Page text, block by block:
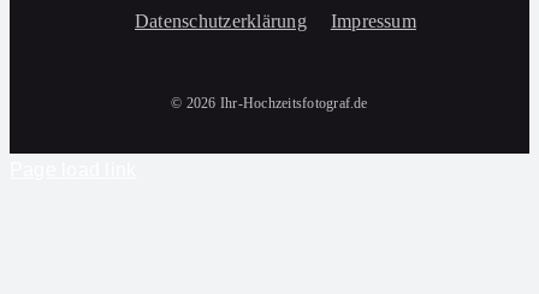
Datenschutzerklärung
Impressum
© 2026 Ihr-Hochzeitsfotograf.de